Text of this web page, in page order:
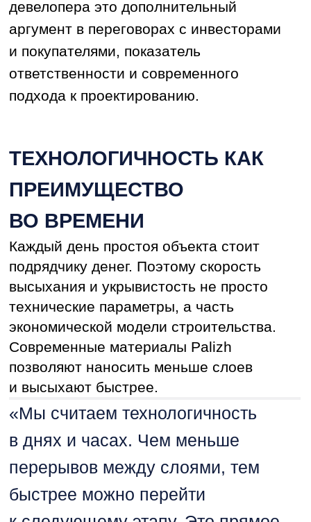
PALIZH: ПАРТНЕР,
А НЕ ПОСТАВЩИК
За 29 лет на рынке Palizh превратилась
из производителя в полноценного
партнера строительной отрасли.
Компания не просто поставляет краску,
она сопровождает проект от стадии
концепции до финальной отделки.
критично для общественных зон —
подъездов, лобби, фасадов.
Продукты Palizh отличаются высокой
и моющей способности. Это
позволяет управляющим компаниям
зрения экономики здания —
долговечное покрытие означает
снижение затрат на квадратный метр
в расчете на весь срок
эксплуатации.